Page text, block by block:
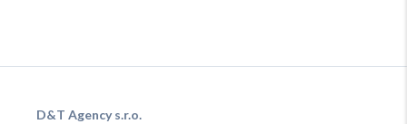
D&T Agency s.r.o.